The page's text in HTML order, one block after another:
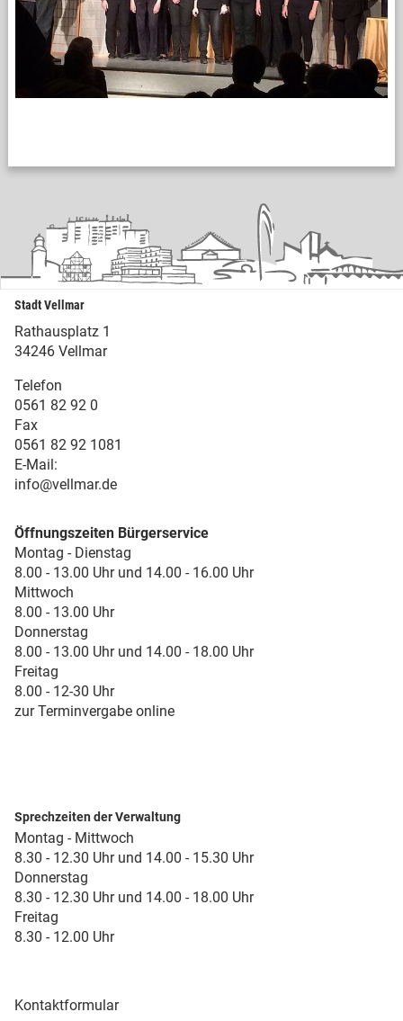
Stadt Vellmar
Rathausplatz 1
34246 Vellmar
Telefon
0561 82 92 0
Fax
0561 82 92 1081
E-Mail:
info@vellmar.de
Öffnungszeiten Bürgerservice
Montag - Dienstag
8.00 - 13.00 Uhr und 14.00 - 16.00 Uhr
Mittwoch
8.00 - 13.00 Uhr
Donnerstag
8.00 - 13.00 Uhr und 14.00 - 18.00 Uhr
Freitag
8.00 - 12-30 Uhr
zur Terminvergabe online
Sprechzeiten der Verwaltung
Montag - Mittwoch
8.30 - 12.30 Uhr und 14.00 - 15.30 Uhr
Donnerstag
8.30 - 12.30 Uhr und 14.00 - 18.00 Uhr
Freitag
8.30 - 12.00 Uhr
Kontaktformular